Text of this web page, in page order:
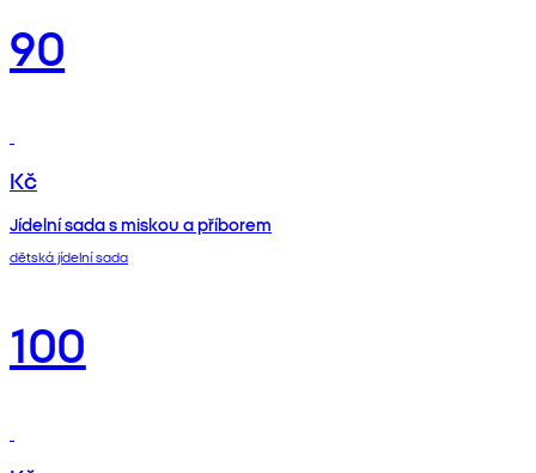
90
Kč
Jídelní sada s miskou a příborem
dětská jídelní sada
100